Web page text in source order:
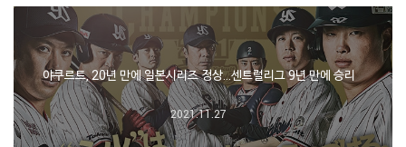
야쿠르트, 20년 만에 일본시리즈 정상…센트럴리그 9년 만에 승리
2021.11.27